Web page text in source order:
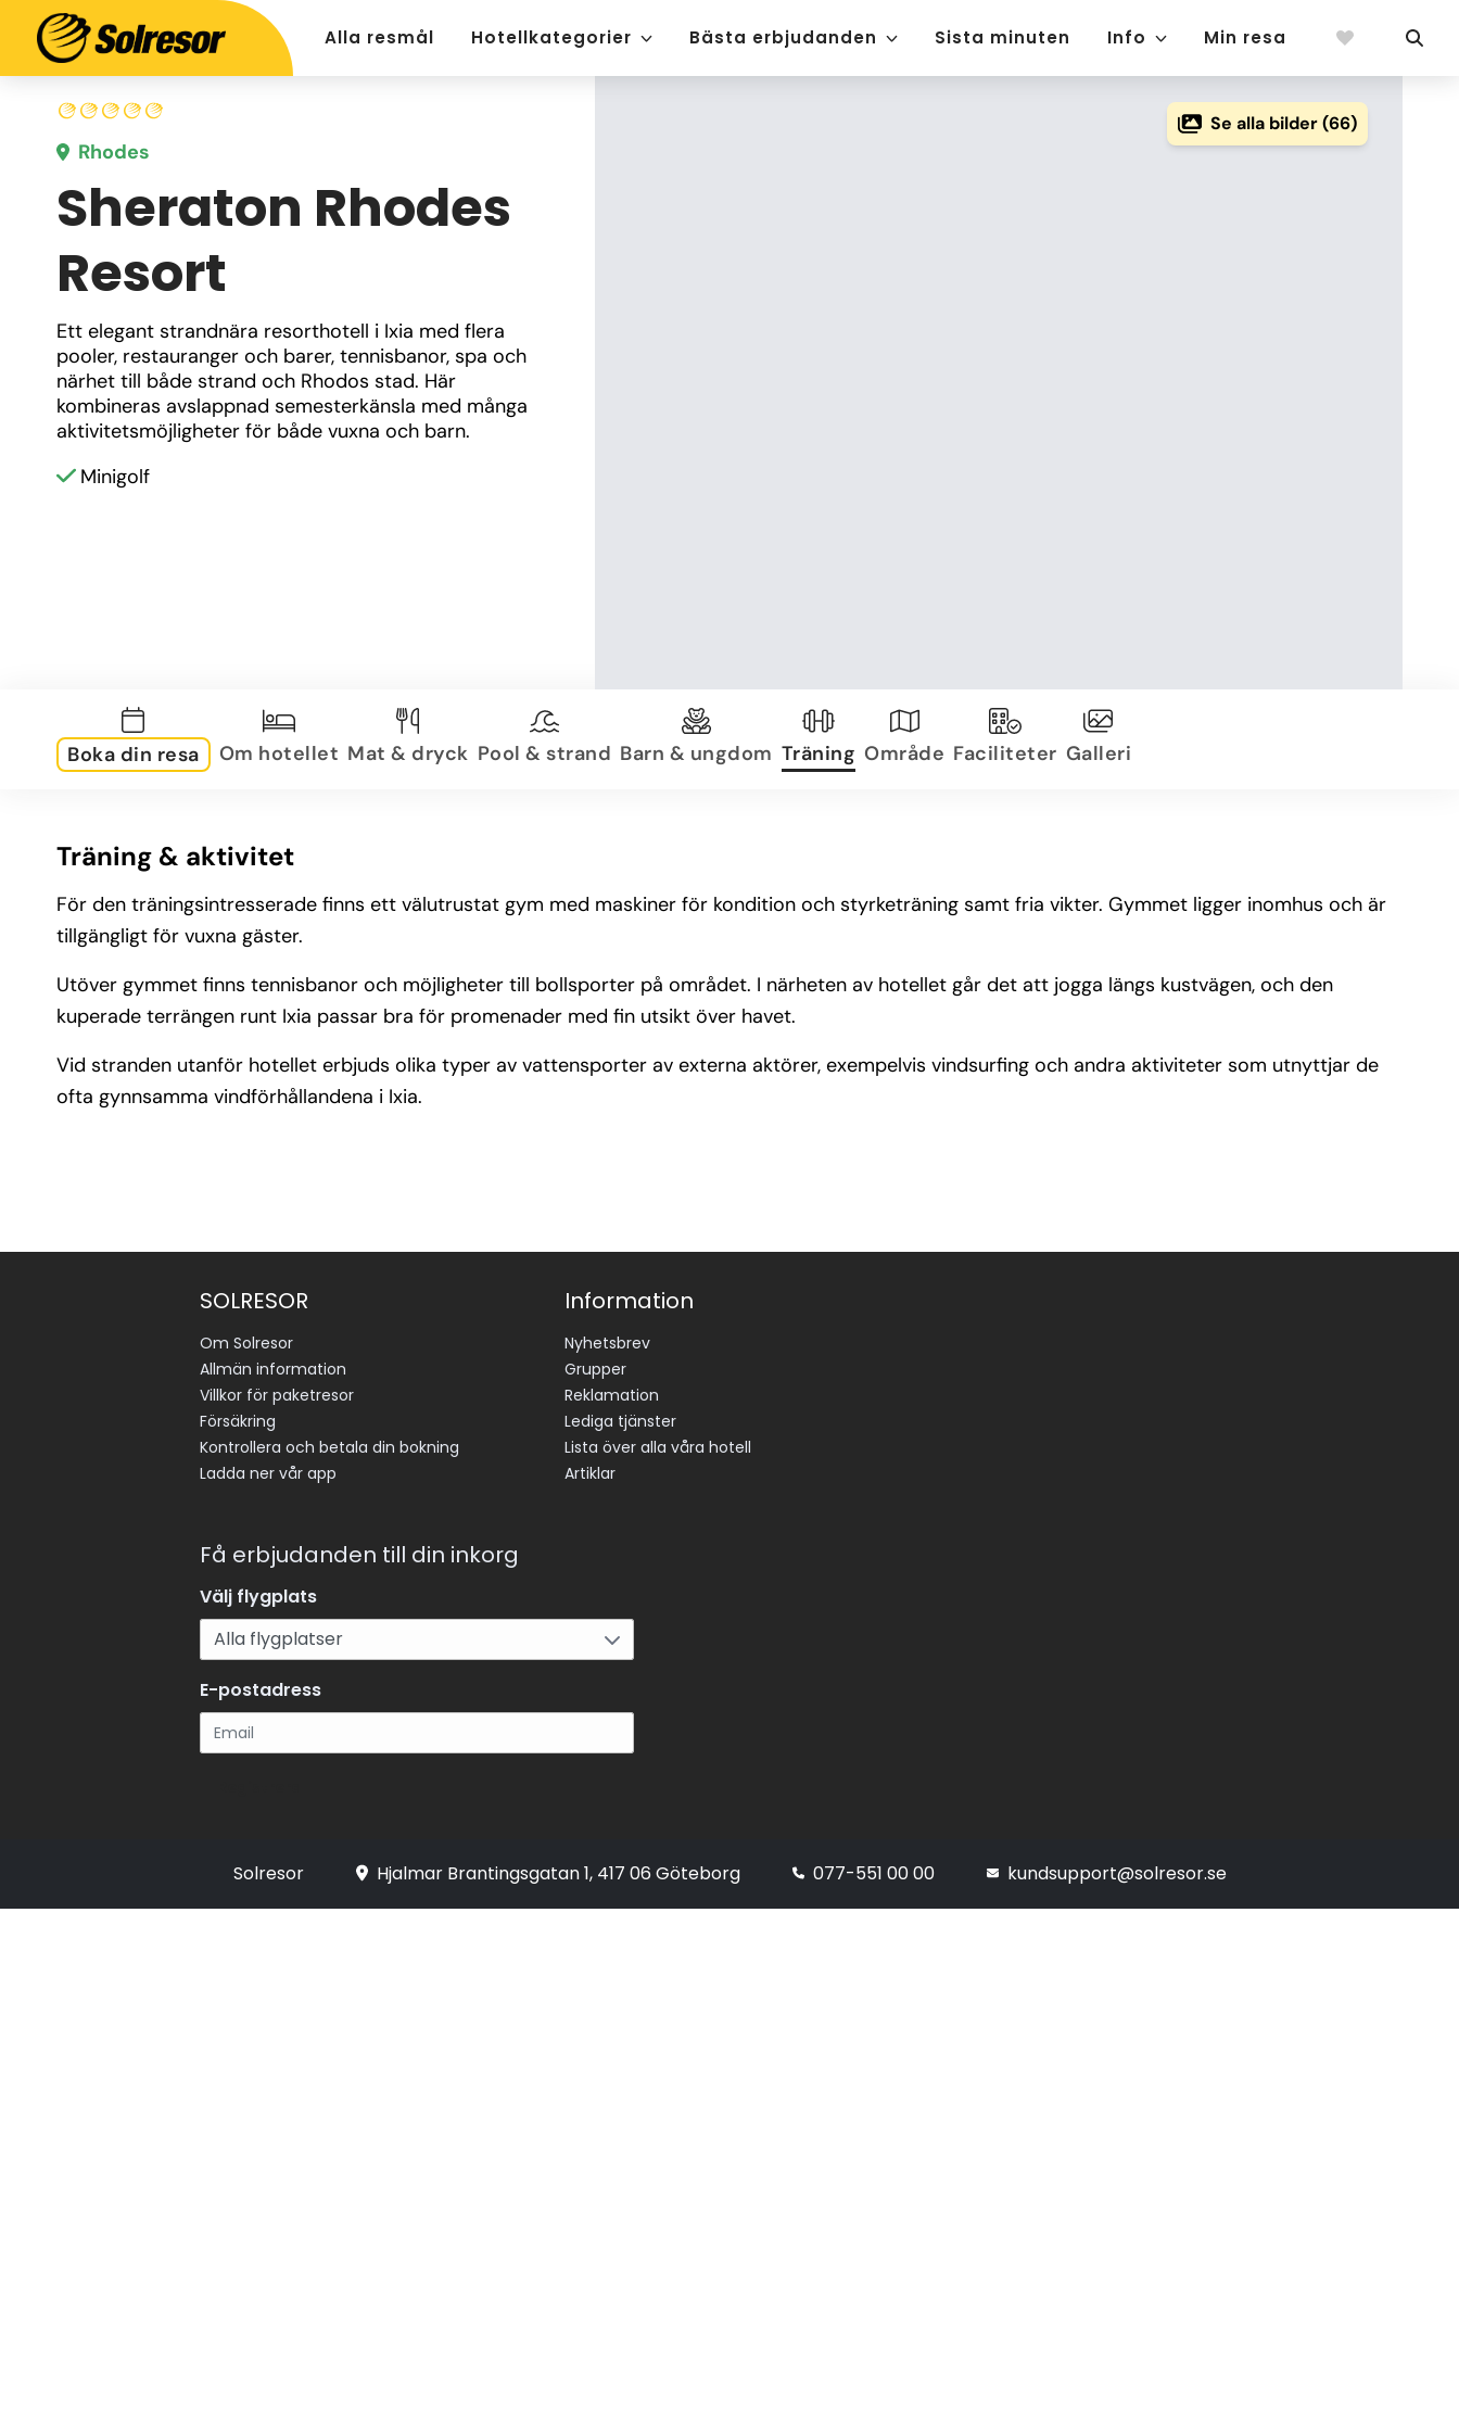
Alla resmål Hotellkategorier Bästa erbjudanden Sista minuten Info Min resa
Rhodes
Sheraton Rhodes
Resort
Ett elegant strandnära resorthotell i Ixia med flera
pooler, restauranger och barer, tennisbanor, spa och
närhet till både strand och Rhodos stad. Här
kombineras avslappnad semesterkänsla med många
aktivitetsmöjligheter för både vuxna och barn.
Minigolf
Se alla bilder (66)
Boka din resa Om hotellet Mat & dryck Pool & strand Barn & ungdom Träning Område Faciliteter Galleri
Träning & aktivitet
För den träningsintresserade finns ett välutrustat gym med maskiner för kondition och styrketräning samt fria vikter. Gymmet ligger inomhus och är
tillgängligt för vuxna gäster.
Utöver gymmet finns tennisbanor och möjligheter till bollsporter på området. I närheten av hotellet går det att jogga längs kustvägen, och den
kuperade terrängen runt Ixia passar bra för promenader med fin utsikt över havet.
Vid stranden utanför hotellet erbjuds olika typer av vattensporter av externa aktörer, exempelvis vindsurfing och andra aktiviteter som utnyttjar de
ofta gynnsamma vindförhållandena i Ixia.
SOLRESOR
Om Solresor
Allmän information
Villkor för paketresor
Försäkring
Kontrollera och betala din bokning
Ladda ner vår app
Information
Nyhetsbrev
Grupper
Reklamation
Lediga tjänster
Lista över alla våra hotell
Artiklar
Få erbjudanden till din inkorg
Välj flygplats
E-postadress
Solresor Hjalmar Brantingsgatan 1, 417 06 Göteborg 077-551 00 00 kundsupport@solresor.se